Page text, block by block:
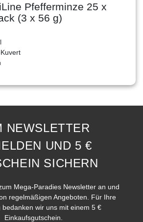
Pfefferminze 25 x
(3 x 56 g)
NEWSLETTER
UND 5 €
SICHERN
Mega-Paradies Newsletter an und
regelmäßigen Angeboten. Für Ihre
bedanken wir uns mit einem 5 €
Einkaufsgutschein.